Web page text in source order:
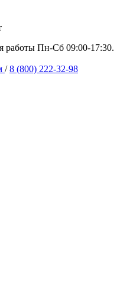
работы Пн-Сб 09:00-17:30.
/ 8 (800) 222-32-98